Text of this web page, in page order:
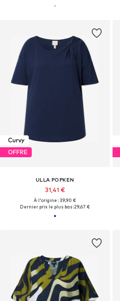
Curvy
OFFRE
ULLA POPKEN
31,41 €
À l'origine : 39,90 €
Dernier prix le plus bas :29,67 €